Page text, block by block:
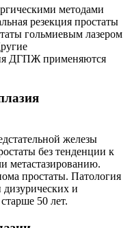
методами
резекция простаты
гольмиевым лазером
ДГПЖ применяются
железы
без тенденции к
метастазированию.
простаты. Патология
и
50 лет.